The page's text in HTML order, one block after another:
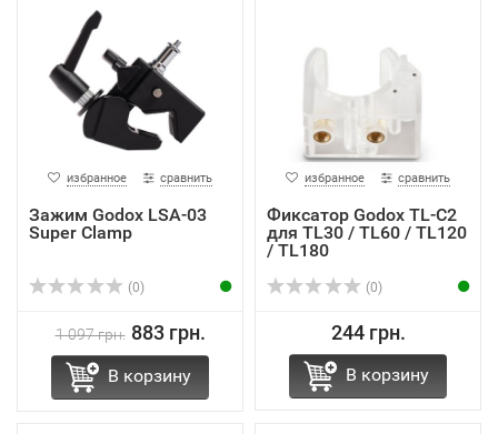
избранное сравнить
Зажим Godox LSA-03
Super Clamp
(0)
1 097 грн. 883 грн.
В корзину
избранное сравнить
Фиксатор Godox TL-C2
для TL30 / TL60 / TL120
/ TL180
(0)
244 грн.
В корзину